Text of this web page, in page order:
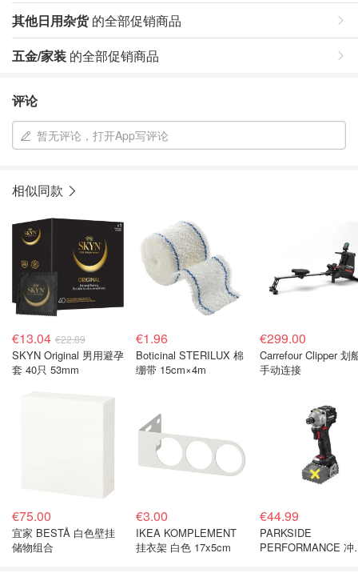
其他日用杂货的全部促销商品
五金/家装 的全部促销商品
评论
暂无评论，打开App写评论
相似同款
€13.04 €22.89
SKYN Original 男用避孕
套 40只 53mm
€1.96
Boticinal STERILUX 棉
绷带 15cm×4m
€299.00
Carrefour Clipper 划
手动连接
€75.00
宜家 BESTÅ 白色壁挂
储物组合
€3.00
IKEA KOMPLEMENT
挂衣架 白色 17x5cm
€44.99
PARKSIDE
PERFORMANCE 冲